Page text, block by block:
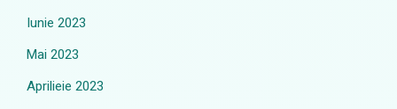
Iunie 2023
Mai 2023
Aprilieie 2023